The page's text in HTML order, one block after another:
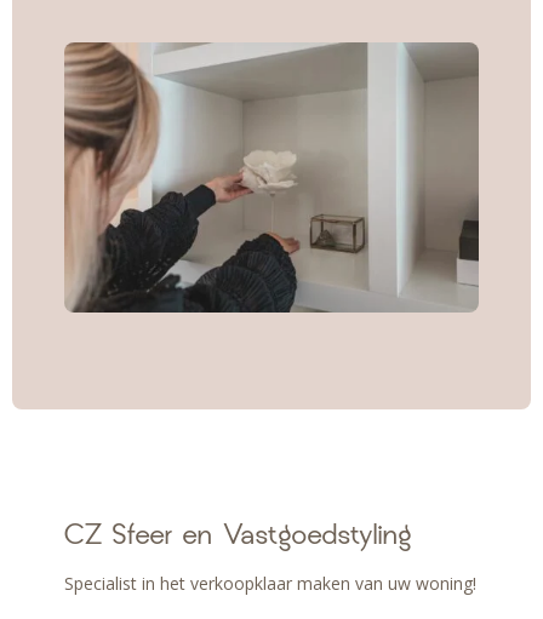
CZ Sfeer en Vast­goed­styling
Specialist in het verkoop­klaar maken van uw woning!